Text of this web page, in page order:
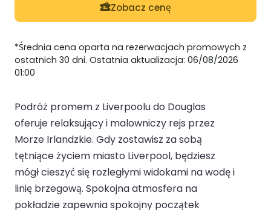
Zobacz cenę
*Średnia cena oparta na rezerwacjach promowych z
ostatnich 30 dni. Ostatnia aktualizacja: 06/08/2026
01:00
Podróż promem z Liverpoolu do Douglas
oferuje relaksujący i malowniczy rejs przez
Morze Irlandzkie. Gdy zostawisz za sobą
tętniące życiem miasto Liverpool, będziesz
mógł cieszyć się rozległymi widokami na wodę i
linię brzegową. Spokojna atmosfera na
pokładzie zapewnia spokojny początek